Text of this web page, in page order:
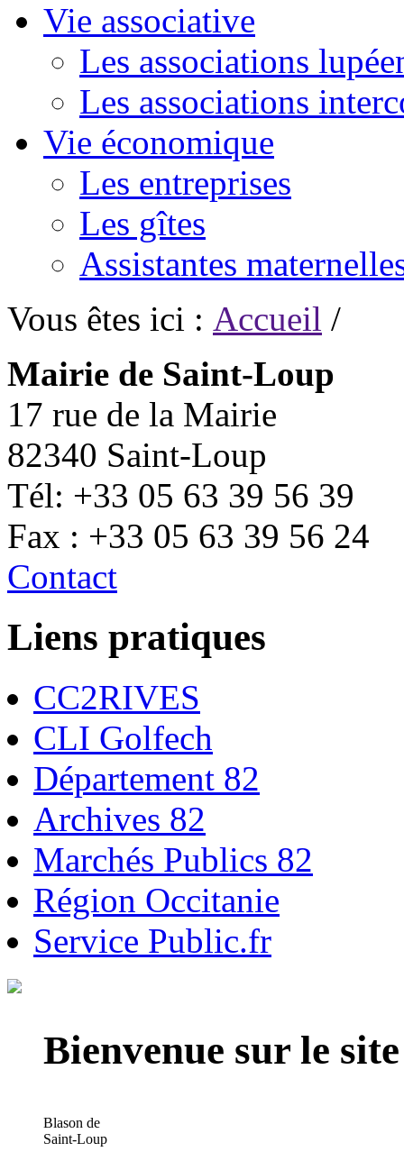
Vie associative
Les associations
Les associations
Vie économique
Les entreprises
Les gîtes
Assistantes
Vous êtes ici : Accueil /
Mairie de Saint-Loup
17 rue de la Mairie
82340 Saint-Loup
Tél: +33 05 63 39 56 39
Fax : +33 05 63 39 56 24
Contact
Liens pratiques
CC2RIVES
CLI Golfech
Département 82
Archives 82
Marchés Publics 82
Région Occitanie
Service Public.fr
Bienvenue sur le
Blason de
Saint-Loup